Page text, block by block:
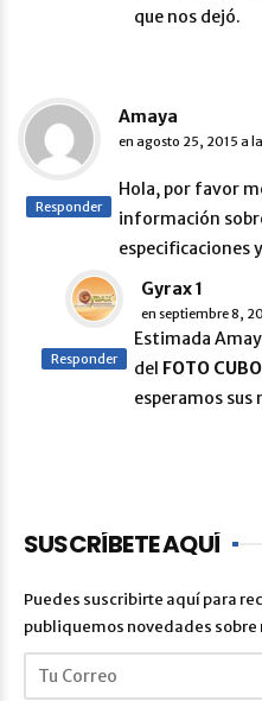
que nos dejó.
Amaya
en agosto 25, 2015 a
Hola, por favor
información
especificaciones
Responder
Gyrax 1
en septiembre 8,
Estimada
del FOTO CUBO
esperamos sus
Responder
SUSCRÍBETE AQUÍ
Puedes suscribirte aquí para
publiquemos novedades